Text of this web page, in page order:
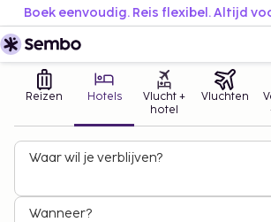
Boek eenvoudig. Reis flexibel. Altijd
Reizen Hotels
Vlucht +
hotel
Vluchten
Waar wil je verblijven?
Wanneer?